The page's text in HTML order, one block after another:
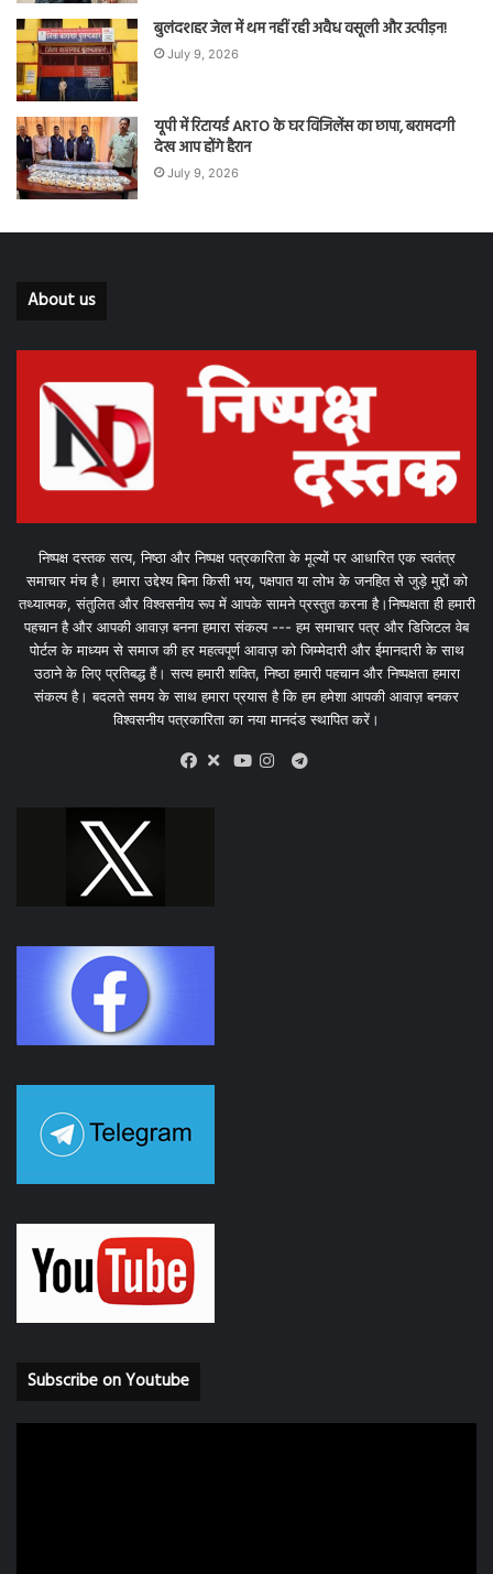
बुलंदशहर जेल में थम नहीं रही अवैध वसूली और उत्पीड़न!
July 9, 2026
यूपी में रिटायर्ड ARTO के घर विजिलेंस का छापा, बरामदगी
देख आप होंगे हैरान
July 9, 2026
About us
निष्पक्ष दस्तक सत्य, निष्ठा और निष्पक्ष पत्रकारिता के मूल्यों पर आधारित एक स्वतंत्र
समाचार मंच है। हमारा उद्देश्य बिना किसी भय, पक्षपात या लोभ के जनहित से जुड़े मुद्दों को
तथ्यात्मक, संतुलित और विश्वसनीय रूप में आपके सामने प्रस्तुत करना है।निष्पक्षता ही हमारी
पहचान है और आपकी आवाज़ बनना हमारा संकल्प --- हम समाचार पत्र और डिजिटल वेब
पोर्टल के माध्यम से समाज की हर महत्वपूर्ण आवाज़ को जिम्मेदारी और ईमानदारी के साथ
उठाने के लिए प्रतिबद्ध हैं। सत्य हमारी शक्ति, निष्ठा हमारी पहचान और निष्पक्षता हमारा
संकल्प है। बदलते समय के साथ हमारा प्रयास है कि हम हमेशा आपकी आवाज़ बनकर
विश्वसनीय पत्रकारिता का नया मानदंड स्थापित करें।
X
Telegram
Subscribe on Youtube